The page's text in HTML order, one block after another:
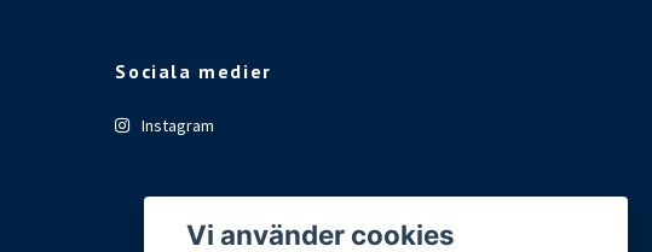
Sociala medier
Instagram
Vi använder cookies